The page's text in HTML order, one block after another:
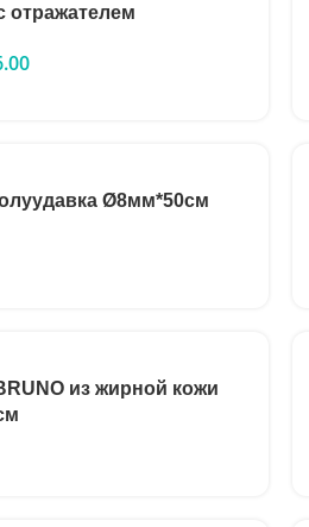
отражателем
Ø8мм*50см
из жирной кожи